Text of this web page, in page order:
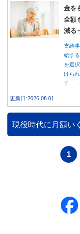
金を
全額
減る
支給
給す
を選
けら
す。
更新日:2026.08.01
現役時代に月額い
1